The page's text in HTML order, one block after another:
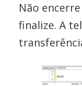
Não
finalize. A